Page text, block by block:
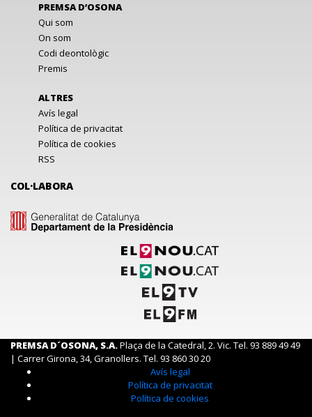
PREMSA D’OSONA
Qui som
On som
Codi deontològic
Premis
ALTRES
Avís legal
Política de privacitat
Política de cookies
RSS
COL·LABORA
PREMSA D´OSONA, S.A.Plaça de la Catedral, 2. Vic. Tel. 93 889 49 49
| Carrer Girona, 34, Granollers. Tel. 93 860 30 20
Avís legal
Política de privacitat
Política de cookies